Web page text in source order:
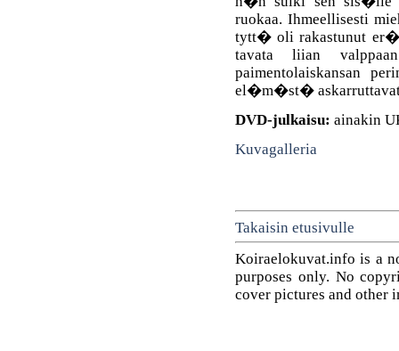
ruokaa. Ihmeellisesti
tytt� oli rakastunut
tavata liian
paimentolaiskansan
el�m�st�
DVD-julkaisu: ainakin
Kuvagalleria
Takaisin etusivulle
Koiraelokuvat.info is a
purposes only. No
cover pictures and other